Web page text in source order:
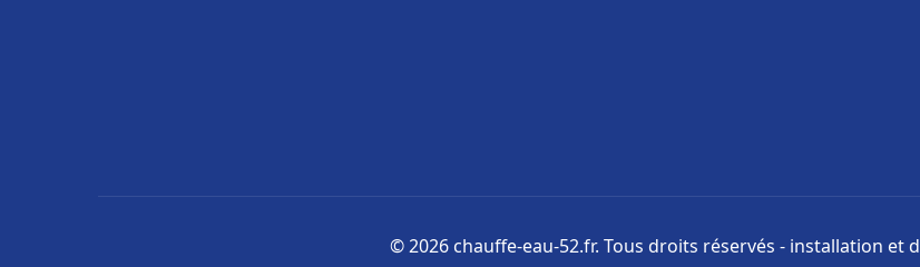
© 2026 chauffe-eau-52.fr. Tous droits réservés - installation et